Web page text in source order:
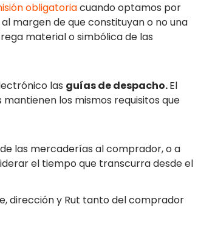
obligatoriacuando optamos por
margen de que constituyan o no una
material o simbólica de las
las guías de despacho.El
los mismos requisitos que
las mercaderías al comprador, o a
el tiempo que transcurra desde el
dirección y Rut tanto del comprador